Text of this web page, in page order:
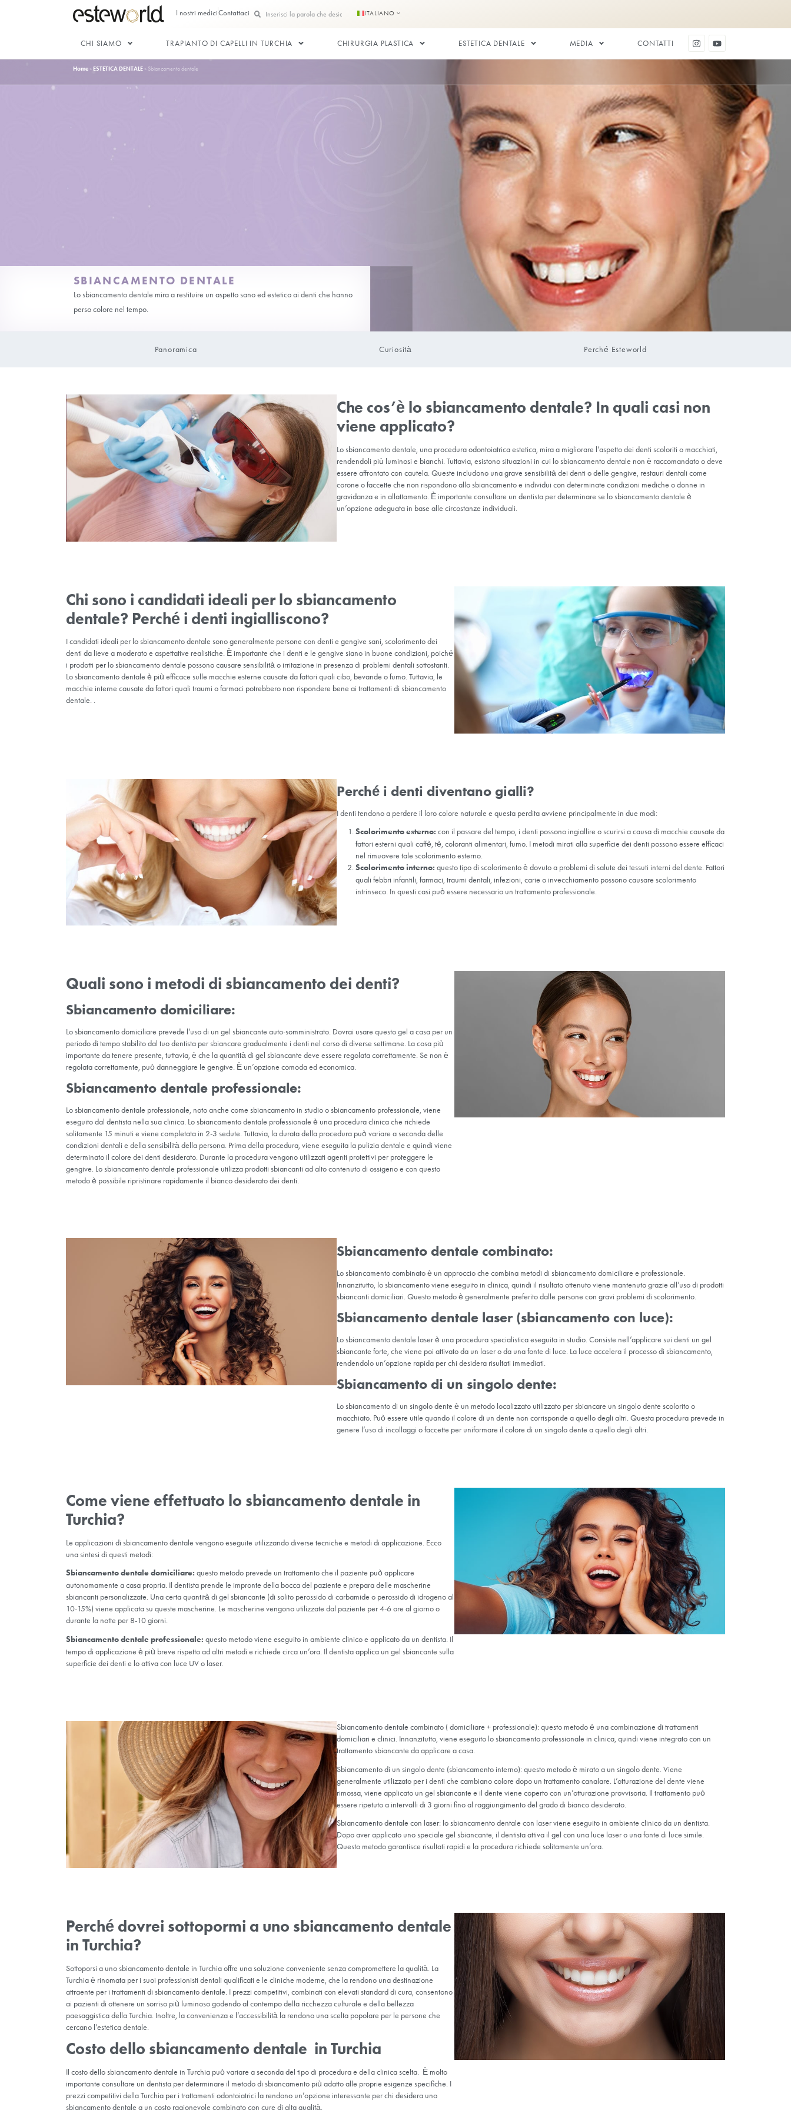
I nostri mediciContattaci
Home»ESTETICA DENTALE»Sbiancamento dentale
SBIANCAMENTO DENTALE
Panoramica
Che cos’è lo sbiancamento dentale? In
essere affrontato con cautela. Queste includono una grave sensibilità dei denti o delle
corone o faccette che non rispondono allo sbiancamento e individui con determinate
gravidanza e in allattamento. È importante consultare un dentista per determinare se lo
un’opzione adeguata in base alle circostanze individuali.
dentale? Perché i denti ingialliscono?
I candidati ideali per lo sbiancamento dentale sono generalmente persone con denti e gengive sani, scolorimento dei
denti da lieve a moderato e aspettative realistiche. È importante che i denti e le gengive siano in buone condizioni, poiché
i prodotti per lo sbiancamento dentale possono causare sensibilità o irritazione in presenza di problemi dentali sottostanti.
Lo sbiancamento dentale è più efficace sulle macchie esterne causate da fattori quali cibo, bevande o fumo. Tuttavia, le
macchie interne causate da fattori quali traumi o farmaci potrebbero non rispondere bene ai trattamenti di sbiancamento
dentale. .
Perché i denti diventano gialli?
I denti tendono a perdere il loro colore naturale e questa perdita avviene principalmente in
Scolorimento esterno:
con il passare del tempo, i denti possono ingiallire o scurirsi
fattori esterni quali caffè, tè, coloranti alimentari, fumo. I metodi mirati alla superficie
nel rimuovere tale scolorimento esterno.
questo tipo di scolorimento è dovuto a problemi di salute dei
quali febbri infantili, farmaci, traumi dentali, infezioni, carie o invecchiamento possono
intrinseco. In questi casi può essere necessario un trattamento professionale.
Sbiancamento domiciliare:
Lo sbiancamento domiciliare prevede l’uso di un gel sbiancante auto-somministrato. Dovrai usare questo gel a casa per un
periodo di tempo stabilito dal tuo dentista per sbiancare gradualmente i denti nel corso di diverse settimane. La cosa più
importante da tenere presente, tuttavia, è che la quantità di gel sbiancante deve essere regolata correttamente. Se non è
regolata correttamente, può danneggiare le gengive. È un’opzione comoda ed economica.
Sbiancamento dentale professionale:
Lo sbiancamento dentale professionale, noto anche come sbiancamento in studio o sbiancamento professionale, viene
eseguito dal dentista nella sua clinica. Lo sbiancamento dentale professionale è una procedura clinica che richiede
solitamente 15 minuti e viene completata in 2-3 sedute. Tuttavia, la durata della procedura può variare a seconda delle
condizioni dentali e della sensibilità della persona. Prima della procedura, viene eseguita la pulizia dentale e quindi viene
Sbiancamento dentale combinato:
Lo sbiancamento combinato è un approccio che combina metodi di sbiancamento
Innanzitutto, lo sbiancamento viene eseguito in clinica, quindi il risultato ottenuto viene
sbiancanti domiciliari. Questo metodo è generalmente preferito dalle persone con gravi
Sbiancamento dentale laser (sbiancamento
Sbiancamento di un singolo dente:
Lo sbiancamento di un singolo dente è un metodo localizzato utilizzato per sbiancare un
macchiato. Può essere utile quando il colore di un dente non corrisponde a quello degli
genere l’uso di incollaggi o faccette per uniformare il colore di un singolo dente a quello
Come viene effettuato lo sbiancamento dentale in
Le applicazioni di sbiancamento dentale vengono eseguite utilizzando diverse tecniche e metodi di applicazione. Ecco
una sintesi di questi metodi:
Sbiancamento dentale domiciliare:questo metodo prevede un trattamento che il paziente può applicare
autonomamente a casa propria. Il dentista prende le impronte della bocca del paziente e prepara delle mascherine
sbiancanti personalizzate. Una certa quantità di gel sbiancante (di solito perossido di carbamide o perossido di idrogeno al
10-15%) viene applicata su queste mascherine. Le mascherine vengono utilizzate dal paziente per 4-6 ore al giorno o
durante la notte per 8-10 giorni.
Sbiancamento dentale professionale:questo metodo viene eseguito in ambiente clinico e applicato da un dentista. Il
tempo di applicazione è più breve rispetto ad altri metodi e richiede circa un’ora. Il dentista applica un gel sbiancante sulla
superficie dei denti e lo attiva con luce UV o laser.